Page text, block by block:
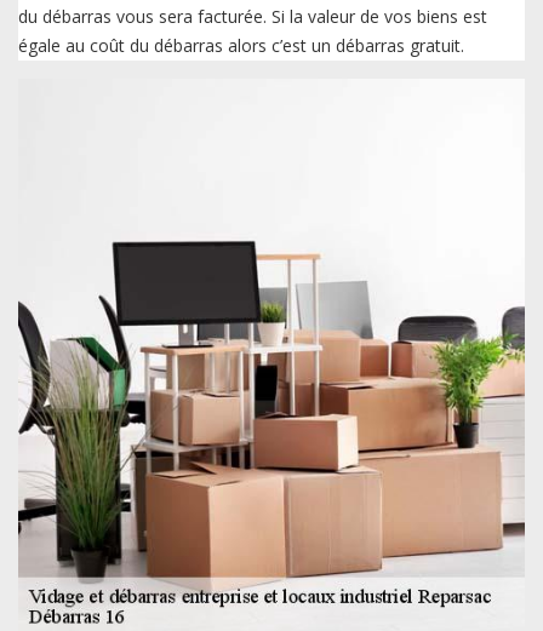
du débarras vous sera facturée. Si la valeur de vos biens est
égale au coût du débarras alors c’est un débarras gratuit.